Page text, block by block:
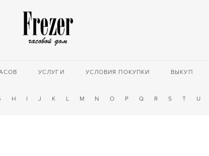
УСЛУГИ УСЛОВИЯ ПОКУПКИ ВЫКУП
H I J K L M N O P Q R S T U